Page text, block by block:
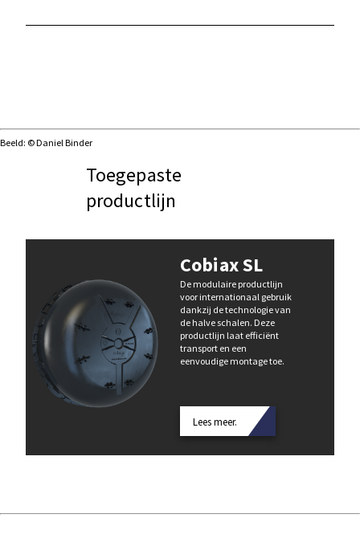
Beeld: © Daniel Binder
Toegepaste
productlijn
Cobiax SL
De modulaire productlijn
voor internationaal gebruik
dankzij de technologie van
de halve schalen. Deze
productlijn laat efficiënt
transport en een
eenvoudige montage toe.
Lees meer.